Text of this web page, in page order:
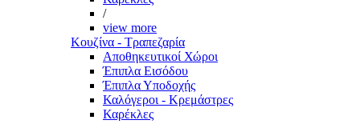
/
view more
Κουζίνα - Τραπεζαρία
Αποθηκευτικοί Χώροι
Έπιπλα Εισόδου
Έπιπλα Υποδοχής
Καλόγεροι - Κρεμάστρες
Καρέκλες